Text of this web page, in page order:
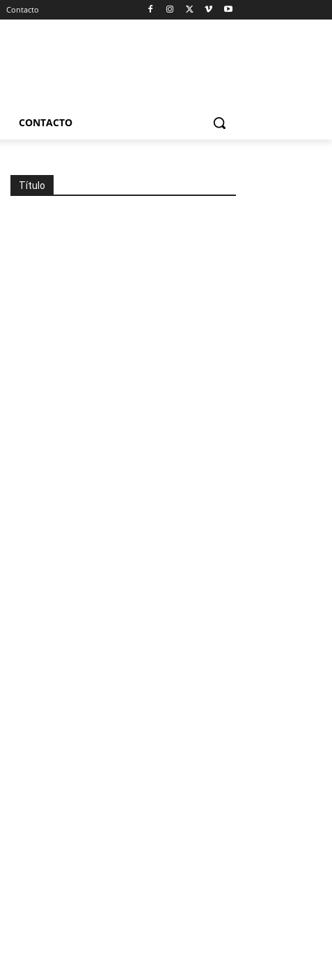
Contacto
CONTACTO
Título